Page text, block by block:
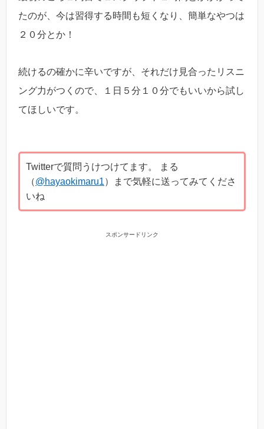
たのが、今は習得する時間も短くなり、簡単なやつは
２０分とか！
続けるの確かに辛いですが、それだけ見合ったリスニ
ング力がつくので、１日５分１０分でもいいから試し
てほしいです。
Twitterで質問うけつけてます。 まる
（@hayaokimaru1）まで気軽に送ってみてくださ
いね
スポンサードリンク